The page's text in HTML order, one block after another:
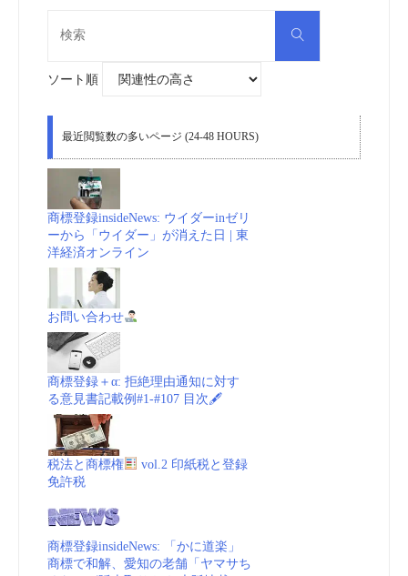
検
ソート順
最近閲覧数の多いページ (24-48 HOURS)
商標登録insideNews: ウイダーinゼリ
ーから「ウイダー」が消えた日 | 東
洋経済オンライン
お問い合わせ
商標登録＋α: 拒絶理由通知に対す
る意見書記載例#1-#107 目次🖋
税法と商標権
vol.2 印紙税と登録
免許税
商標登録insideNews: 「かに道楽」
商標で和解、愛知の老舗「ヤマサち